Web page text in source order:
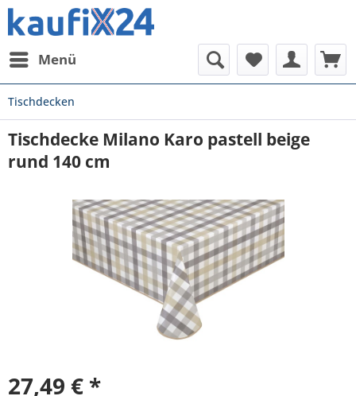
Menü
Tischdecken
Tischdecke Milano Karo pastell beige
rund 140 cm
27,49 € *